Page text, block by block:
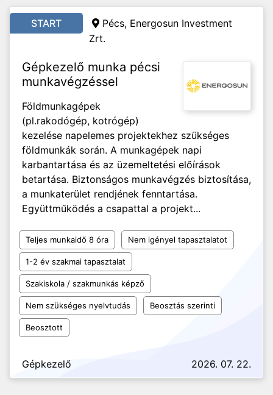
START
Pécs, Energosun Investment
Zrt.
Gépkezelő munka pécsi
munkavégzéssel
Földmunkagépek
(pl.rakodógép, kotrógép)
kezelése napelemes projektekhez szükséges
földmunkák során. A munkagépek napi
karbantartása és az üzemeltetési előírások
betartása. Biztonságos munkavégzés biztosítása,
a munkaterület rendjének fenntartása.
Együttműködés a csapattal a projekt...
Teljes munkaidő 8 óra Nem igényel tapasztalatot
1-2 év szakmai tapasztalat
Szakiskola / szakmunkás képző
Nem szükséges nyelvtudás Beosztás szerinti
Beosztott
Gépkezelő 2026. 07. 22.